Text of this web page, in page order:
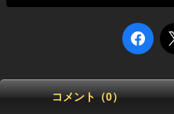
コメント（0）